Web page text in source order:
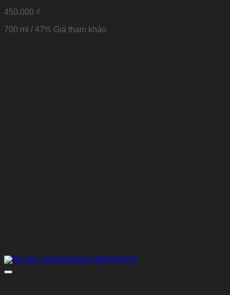
450.000 ₫
700 ml / 47% Giá tham khảo